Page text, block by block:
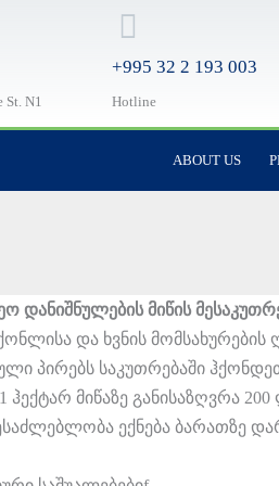
N1
+995 32 2 193 003
Hotline
ABOUT US
მიწის
და ხვნის
პირებს საკუთრებაში
ჰექტარ მიწაზე განისაზღვრა
შესაძლებლობა ექნება